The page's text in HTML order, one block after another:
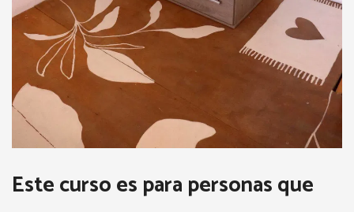
Este curso es para personas que